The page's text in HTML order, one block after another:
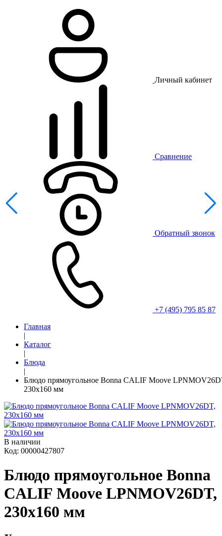
Личный кабинет
Сравнение
Обратный звонок
+7 (495) 795 85 87
Главная
|
Каталог
|
Блюда
|
Блюдо прямоугольное Bonna CALIF Moove
230x160 мм
В наличии
Код: 00000427807
Блюдо прямоугольное Bonna
CALIF Moove LPNMOV26DT,
230x160 мм